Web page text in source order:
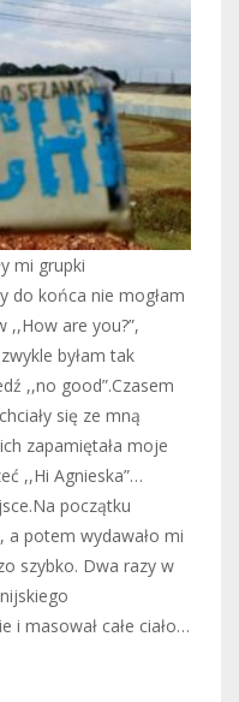
mi grupki
do końca nie mogłam
,,How are you?”,
byłam tak
,,no good”.Czasem
się ze mną
zapamiętała moje
,,Hi Agnieska”…
początku
a potem wydawało mi
szybko. Dwa razy w
i masował całe ciało…